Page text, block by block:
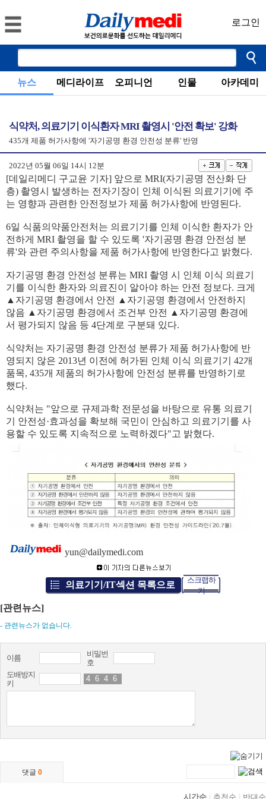
로그인
뉴스 메디라이프 오피니언 인물 아카데미
식약처, 의료기기 이식환자 MRI 촬영시 '안전 확보' 강화
435개 제품 허가사항에 '자기공명 환경 안전성 분류' 반영
2022년 05월 06일 14시 12분
[데일리메디 구교윤 기자] 앞으로 MRI(자기공명 전산화 단
층) 촬영시 발생하는 전자기장이 인체 이식된 의료기기에 주
는 영향과 관련한 안전정보가 제품 허가사항에 반영된다.
6일 식품의약품안전처는 의료기기를 인체 이식한 환자가 안
전하게 MRI 촬영을 할 수 있도록 '자기공명 환경 안전성 분
류'와 관련 주의사항을 제품 허가사항에 반영한다고 밝혔다.
자기공명 환경 안전성 분류는 MRI 촬영 시 인체 이식 의료기
기를 이식한 환자와 의료진이 알아야 하는 안전 정보다. 크게
▲자기공명 환경에서 안전 ▲자기공명 환경에서 안전하지
않음 ▲자기공명 환경에서 조건부 안전 ▲자기공명 환경에
서 평가되지 않음 등 4단계로 구분돼 있다.
식약처는 자기공명 환경 안전성 분류가 제품 허가사항에 반
영되지 않은 2013년 이전에 허가된 인체 이식 의료기기 42개
품목, 435개 제품의 허가사항에 안전성 분류를 반영하기로
했다.
식약처는 "앞으로 규제과학 전문성을 바탕으로 유통 의료기
기 안전성·효과성을 확보해 국민이 안심하고 의료기기를 사
용할 수 있도록 지속적으로 노력하겠다"고 밝혔다.
yun@dailymedi.com
의료기기/IT섹션 목록으로
스크랩하
기
[관련뉴스]
- 관련뉴스가 없습니다.